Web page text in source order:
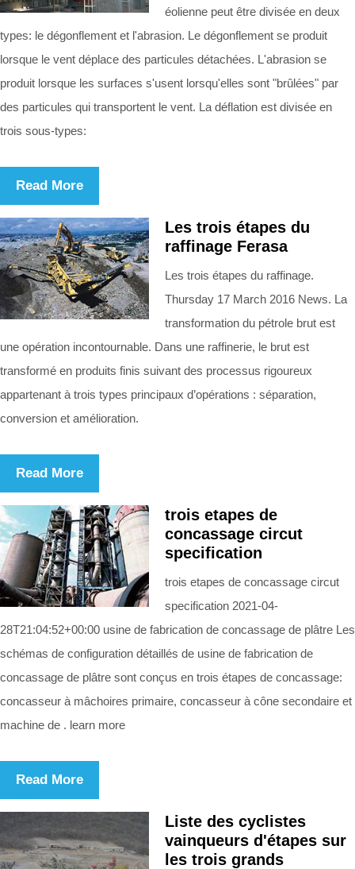
éolienne peut être divisée en deux
types: le dégonflement et l'abrasion. Le dégonflement se produit
lorsque le vent déplace des particules détachées. L'abrasion se
produit lorsque les surfaces s'usent lorsqu'elles sont "brûlées" par
des particules qui transportent le vent. La déflation est divisée en
trois sous-types:
Read More
Les trois étapes du
raffinage Ferasa
Les trois étapes du raffinage.
Thursday 17 March 2016 News. La
transformation du pétrole brut est
une opération incontournable. Dans une raffinerie, le brut est
transformé en produits finis suivant des processus rigoureux
appartenant à trois types principaux d’opérations : séparation,
conversion et amélioration.
Read More
trois etapes de
concassage circut
specification
trois etapes de concassage circut
specification 2021-04-
28T21:04:52+00:00 usine de fabrication de concassage de plâtre Les
schémas de configuration détaillés de usine de fabrication de
concassage de plâtre sont conçus en trois étapes de concassage:
concasseur à mâchoires primaire, concasseur à cône secondaire et
machine de . learn more
Read More
Liste des cyclistes
vainqueurs d'étapes sur
les trois grands